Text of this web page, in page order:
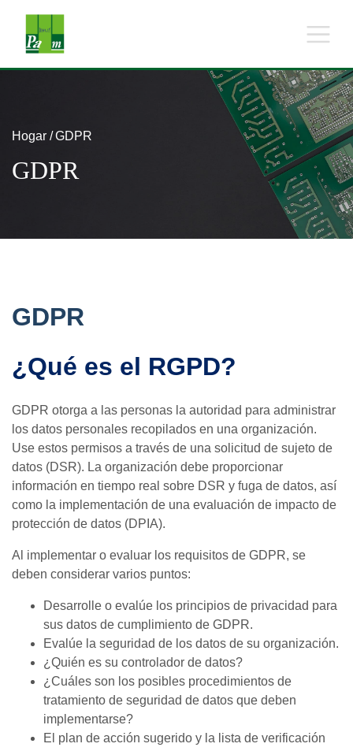
Hogar GDPR
GDPR
GDPR
¿Qué es el RGPD?
GDPR otorga a las personas la autoridad para administrar
los datos personales recopilados en una organización.
Use estos permisos a través de una solicitud de sujeto de
datos (DSR). La organización debe proporcionar
información en tiempo real sobre DSR y fuga de datos, así
como la implementación de una evaluación de impacto de
protección de datos (DPIA).
Al implementar o evaluar los requisitos de GDPR, se
deben considerar varios puntos:
Desarrolle o evalúe los principios de privacidad para
sus datos de cumplimiento de GDPR.
Evalúe la seguridad de los datos de su organización.
¿Quién es su controlador de datos?
¿Cuáles son los posibles procedimientos de
tratamiento de seguridad de datos que deben
implementarse?
El plan de acción sugerido y la lista de verificación